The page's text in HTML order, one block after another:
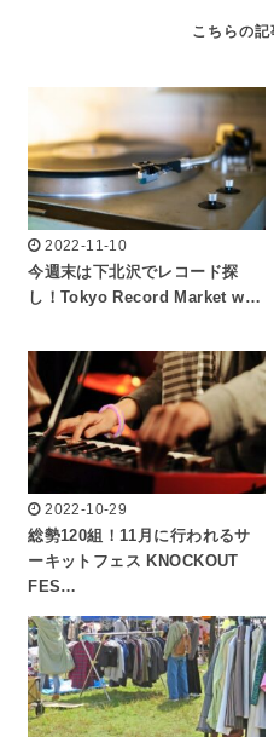
2022-11-10
今週末は下北沢でレコード探
し！Tokyo Record Market w…
2022-10-29
総勢120組！11月に行われるサ
ーキットフェス KNOCKOUT
FES…